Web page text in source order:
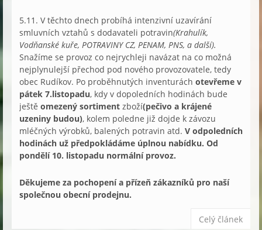
5.11. V těchto dnech probíhá intenzivní uzavírání
smluvních vztahů s dodavateli potravin(Krahulík,
Snažíme se provoz co nejrychleji navázat na co možná
nejplynulejší přechod pod nového provozovatele, tedy
obec Rudíkov. Po proběhnutých inventurách otevřeme v
pátek 7.listopadu, kdy v dopoledních hodinách bude
ještě omezený sortiment zboží(pečivo a krájené
uzeniny budou), kolem poledne již dojde k závozu
mléčných výrobků, balených potravin atd. V odpoledních
hodinách už předpokládáme úplnou nabídku. Od
pondělí 10. listopadu normální provoz.
Děkujeme za pochopení a přízeň zákazníků pro naší
společnou obecní prodejnu.
Celý článek